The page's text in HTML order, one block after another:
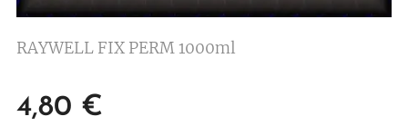
RAYWELL FIX PERM 1000ml
4,80 €